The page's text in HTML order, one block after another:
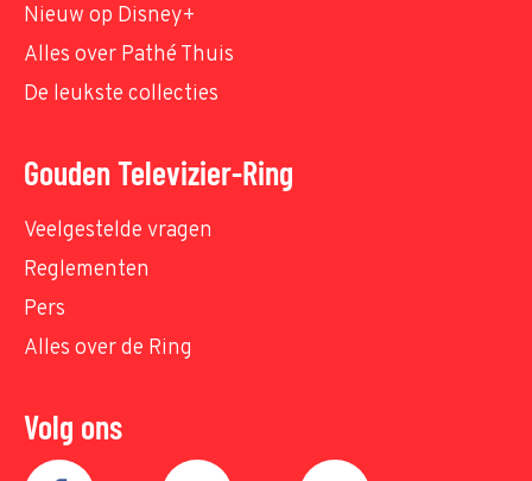
Nieuw op Disney+
Alles over Pathé Thuis
De leukste collecties
Gouden Televizier-Ring
Veelgestelde vragen
Reglementen
Pers
Alles over de Ring
Volg ons